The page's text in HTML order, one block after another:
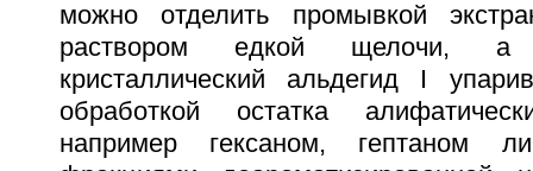
можно отделить промывкой
раствором едкой щелочи, а
кристаллический альдегид I
обработкой остатка
например гексаном, гептаном